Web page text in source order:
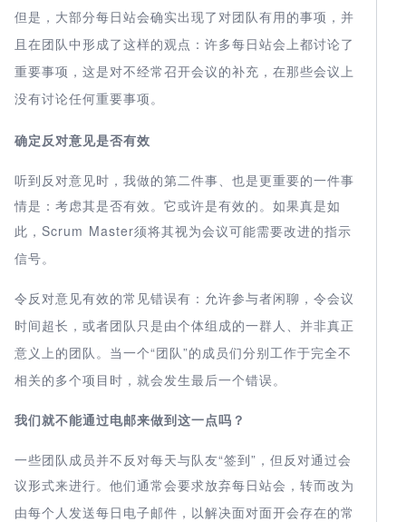
但是，大部分每日站会确实出现了对团队有用的事项，并
且在团队中形成了这样的观点：许多每日站会 上都讨论了
重要事项，这是对不经常召开会议的补充，在那些会议上
没有讨论任何重要事项。
确定反对意见是否有效
听到反对意见时，我做的第二件事、也是更重要的一件事
情是：考虑其是否有效。它或许是有效的。如果真是如
此 ， Scrum Master须将其视为会议可能需要改进的指示
信号。
令反对意见有效的常见错误有：允许参与者闲聊，令会议
时间超长，或者团队只是由个体组成的一群人、并非真正
意义上的团队。当一个“团队”的成员们分别工作于完全不
相关的多个项目时，就会发生最后一个错误。
我们就不能通过电邮来做到这一点吗？
一些团队成员并不反对每天与队友“签到”，但反对通过会
议形式来进行。他们通常会要求放弃每日站会 ，转而改为
由每个人发送每日电子邮件，以解决面对面开会存在的常